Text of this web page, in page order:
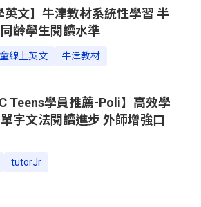
英文】牛津教材系統性學習 半
齡學生閱讀水準
線上英文 牛津教材
Teens學員推薦-Poli】高效學
字文法閱讀進步 外師增強口
tutorJr